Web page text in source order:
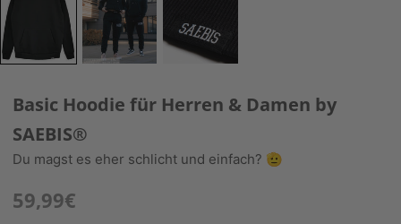
Basic Hoodie für Herren & Damen by
SAEBIS®
Du magst es eher schlicht und einfach? 🫡
59,99€